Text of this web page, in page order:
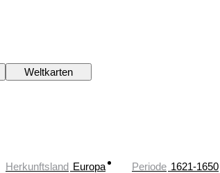
Weltkarten
Herkunftsland Europa Periode 1621-1650